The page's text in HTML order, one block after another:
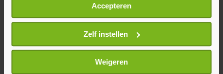
Informatie verzamelen over uw geografische
locatie, die tot een paar meter nauwkeurig kan zijn
Uw apparaat identificeren door het actief te
scannen op specifieke eigenschappen (fingerprinting)
Lees meer over hoe uw persoonlijke gegevens worden
verwerkt en stel uw voorkeuren in het
Accepteren
Zelf instellen
Weigeren
Vliegverkeer Sicilië opnieuw
verstoord door vulkaan Etna
20 minuten geleden